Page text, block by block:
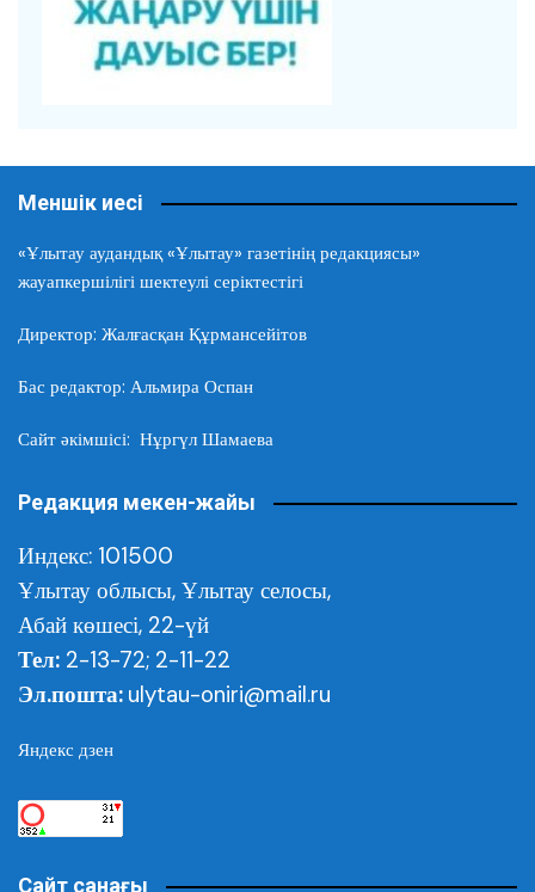
Меншік иесі
«Ұлытау аудандық «Ұлытау» газетінің редакциясы»
жауапкершілігі шектеулі серіктестігі
Директор: Жалғасқан Құрмансейітов
Бас редактор: Альмира Оспан
Сайт әкімшісі: Нұргүл Шамаева
Редакция мекен-жайы
Индекс: 101500
Ұлытау облысы, Ұлытау селосы,
Абай көшесі, 22-үй
Тел: 2-13-72; 2-11-22
Эл.пошта: ulytau-oniri@mail.ru
Яндекс дзен
Сайт санағы